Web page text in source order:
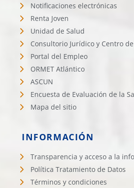
Notificaciones electrónicas
Renta Joven
Unidad de Salud
Consultorio Jurídico y Centro
Portal del Empleo
ORMET Atlántico
ASCUN
Encuesta de Evaluación de la
Mapa del sitio
INFORMACIÓN
Transparencia y acceso a la
Política Tratamiento de Datos
Términos y condiciones